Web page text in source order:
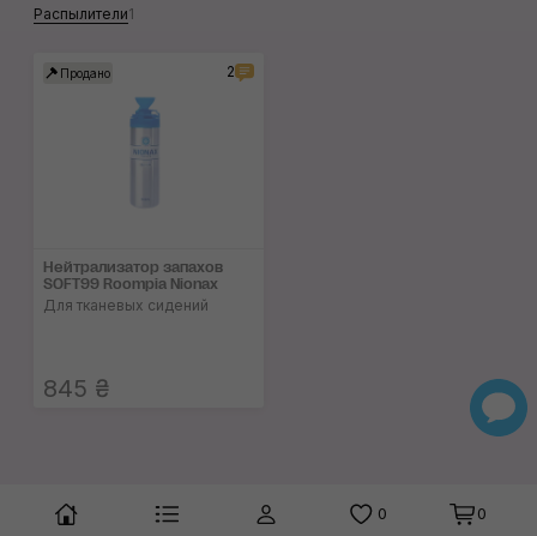
Распылители1
Продано 2
Нейтрализатор запа­хов
SOFT99 Roompia Nionax
Для тканевых сидений
845 ₴
0 0